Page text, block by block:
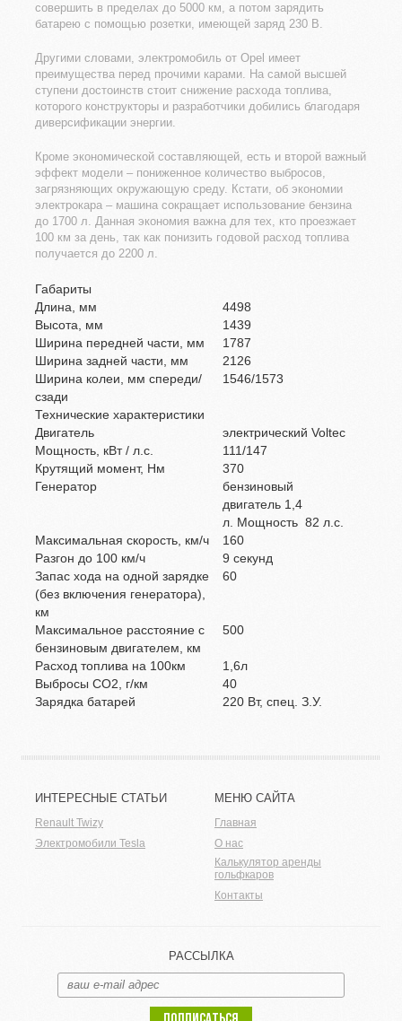
совершить в пределах до 5000 км, а потом зарядить
батарею с помощью розетки, имеющей заряд 230 В.
Другими словами, электромобиль от Opel имеет
преимущества перед прочими карами. На самой высшей
ступени достоинств стоит снижение расхода топлива,
которого конструкторы и разработчики добились благодаря
диверсификации энергии.
Кроме экономической составляющей, есть и второй важный
эффект модели – пониженное количество выбросов,
загрязняющих окружающую среду. Кстати, об экономии
электрокара – машина сокращает использование бензина
до 1700 л. Данная экономия важна для тех, кто проезжает
100 км за день, так как понизить годовой расход топлива
получается до 2200 л.
Габариты
Длина, мм
4498
Высота, мм
1439
Ширина передней части, мм
1787
Ширина задней части, мм
2126
Ширина колеи, мм спереди/
сзади
1546/1573
Технические характеристики
Двигатель
электрический Voltec
Мощность, кВт / л.с.
111/147
Крутящий момент, Нм
370
Генератор
бензиновый
двигатель 1,4
л. Мощность 82 л.с.
Максимальная скорость, км/ч
160
Разгон до 100 км/ч
9 секунд
Запас хода на одной зарядке
(без включения генератора),
км
60
Максимальное расстояние с
бензиновым двигателем, км
500
Расход топлива на 100км
1,6л
Выбросы CO2, г/км
40
Зарядка батарей
220 Вт, спец. З.У.
ИНТЕРЕСНЫЕ СТАТЬИ
Renault Twizy
Электромобили Tesla
МЕНЮ САЙТА
Главная
О нас
Калькулятор аренды
гольфкаров
Контакты
РАССЫЛКА